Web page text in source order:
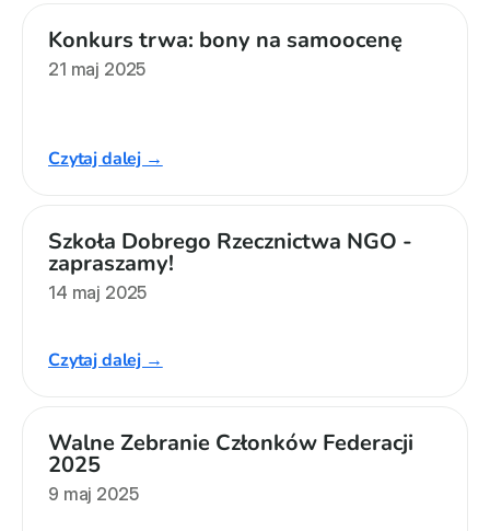
Konkurs trwa: bony na samoocenę
21 maj 2025
Czytaj dalej →
Szkoła Dobrego Rzecznictwa NGO -
zapraszamy!
14 maj 2025
Czytaj dalej →
Walne Zebranie Członków Federacji
2025
9 maj 2025